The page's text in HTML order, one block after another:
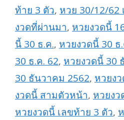
ท้าย 3 ตัว, หวย 30/12/62
งวดที่ผ่านมา, หวยงวดนี้
นี้ 30 ธ.ค., หวยงวดนี้ 30 ธ
30 ธ.ค. 62, หวยงวดนี้ 30
30 ธันวาคม 2562, หวยง
งวดนี้ สามตัวหน้า, หวยง
หวยงวดนี้ เลขท้าย 3 ตัว,